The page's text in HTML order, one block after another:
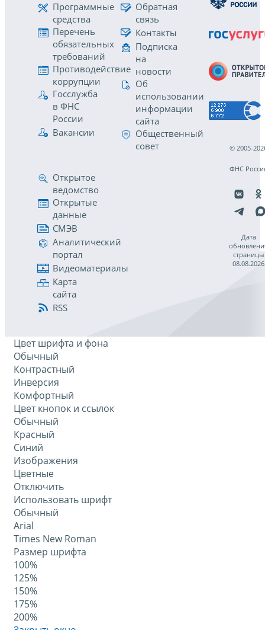
Программные
средства
Перечень
обязательных
требований
Противодействие
коррупции
Госслужба
в ФНС
России
Вакансии
Обратная
связь
Контакты
Подписка
на
новости
Об
использовании
информации
сайта
Общественный
совет
Открытое
ведомство
Открытые
данные
СМЭВ
Аналитический
портал
Видеоматериалы
Карта
сайта
RSS
© 2005-
ФНС
Дата
страницы
08.08.2026
Цвет шрифта и фона
Обычный
Контрастный
Инверсия
Комфортный
Цвет кнопок и ссылок
Обычный
Красный
Синий
Изображения
Цветные
Отключить
Использовать шрифт
Обычный
Arial
Times New Roman
Размер шрифта
100%
125%
150%
175%
200%